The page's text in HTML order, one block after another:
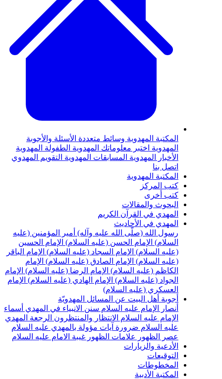
المكتبة المهدوية وسائط متعددة الأسئلة والأجوبة
المهدوية اختبر معلوماتك المهدوية الطفولة المهدوية
الأخبار المهدوية المسابقات المهدوية التقويم المهدوي
اتصل بنا
المكتبة المهدوية
كتب المركز
كتب أخرى
البحوث والمقالات
المهدي في القرآن الكريم
المهدي في الأحاديث
رسول الله (صلّى الله عليه وآله) أمير المؤمنين (عليه
السلام) الإمام الحسن (عليه السلام) الإمام الحسين
(عليه السلام) الإمام السجاد (عليه السلام) الإمام الباقر
(عليه السلام) الإمام الصادق (عليه السلام) الإمام
الكاظم (عليه السلام) الإمام الرضا (عليه السلام) الإمام
الجواد (عليه السلام) الإمام الهادي (عليه السلام) الإمام
العسكري (عليه السلام)
أجوبة أهل البيت عن المسائل المهدويّة
أنصار الإمام عليه السلام سنن الانبياء في المهدي أسماء
الإمام عليه السلام الانتظار والمنتظرون الرجعة المهدي
عليه السلام ضرورة آيات مؤولة بالمهدي عليه السلام
عصر الظهور
علامات الظهور غيبة الامام عليه السلام
الأدعية والزيارات
التوقيعات
المخطوطات
المكتبة الأدبية